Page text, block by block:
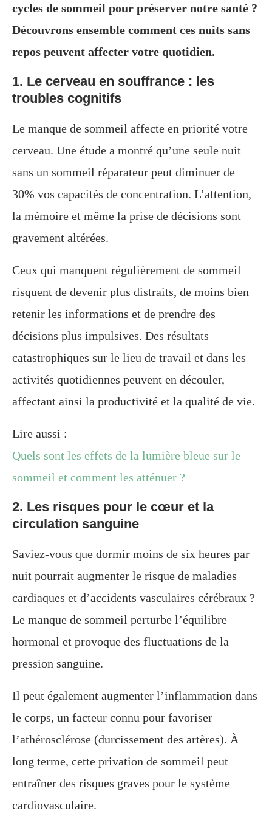
cycles de sommeil pour préserver notre santé ?
Découvrons ensemble comment ces nuits sans
repos peuvent affecter votre quotidien.
1. Le cerveau en souffrance : les
troubles cognitifs
Le manque de sommeil affecte en priorité votre
cerveau. Une étude a montré qu’une seule nuit
sans un sommeil réparateur peut diminuer de
30% vos capacités de concentration. L’attention,
la mémoire et même la prise de décisions sont
gravement altérées.
Ceux qui manquent régulièrement de sommeil
risquent de devenir plus distraits, de moins bien
retenir les informations et de prendre des
décisions plus impulsives. Des résultats
catastrophiques sur le lieu de travail et dans les
activités quotidiennes peuvent en découler,
affectant ainsi la productivité et la qualité de vie.
Lire aussi :
Quels sont les effets de la lumière bleue sur le
sommeil et comment les atténuer ?
2. Les risques pour le cœur et la
circulation sanguine
Saviez-vous que dormir moins de six heures par
nuit pourrait augmenter le risque de maladies
cardiaques et d’accidents vasculaires cérébraux ?
Le manque de sommeil perturbe l’équilibre
hormonal et provoque des fluctuations de la
pression sanguine.
Il peut également augmenter l’inflammation dans
le corps, un facteur connu pour favoriser
l’athérosclérose (durcissement des artères). À
long terme, cette privation de sommeil peut
entraîner des risques graves pour le système
cardiovasculaire.